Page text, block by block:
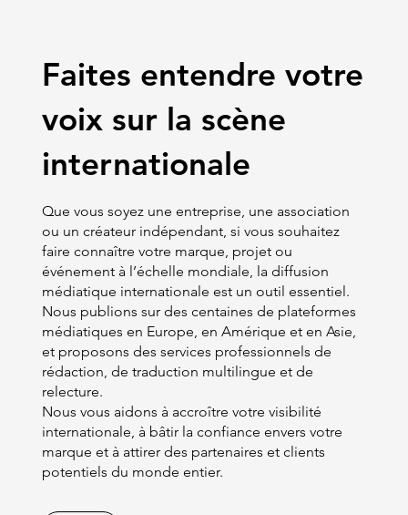
Faites entendre votre
voix sur la scène
internationale
Que vous soyez une entreprise, une association
ou un créateur indépendant, si vous souhaitez
faire connaître votre marque, projet ou
événement à l’échelle mondiale, la diffusion
médiatique internationale est un outil essentiel.
Nous publions sur des centaines de plateformes
médiatiques en Europe, en Amérique et en Asie,
et proposons des services professionnels de
rédaction, de traduction multilingue et de
relecture.
Nous vous aidons à accroître votre visibilité
internationale, à bâtir la confiance envers votre
marque et à attirer des partenaires et clients
potentiels du monde entier.